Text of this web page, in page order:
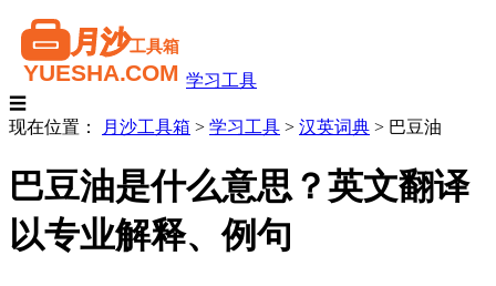
学习工具
☰
现在位置：
月沙工具箱 > 学习工具 > 汉英词典 > 巴豆油
巴豆油是什么意思？英文翻译
以专业解释、例句